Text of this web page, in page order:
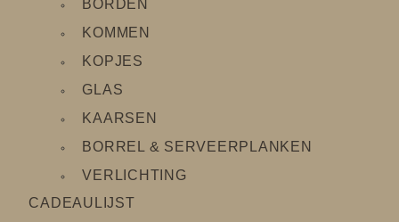
BORDEN
KOMMEN
KOPJES
GLAS
KAARSEN
BORREL & SERVEERPLANKEN
VERLICHTING
CADEAULIJST